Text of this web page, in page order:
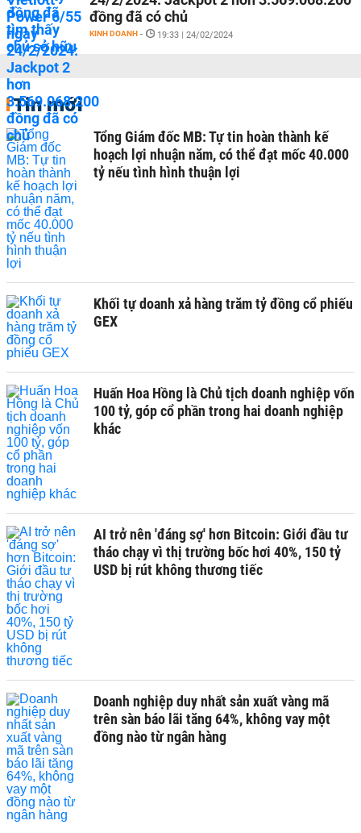
đồng đã có chủ
KINH DOANH - 19:33 | 24/02/2024
Tin mới
Tổng Giám đốc MB: Tự tin hoàn thành kế
hoạch lợi nhuận năm, có thể đạt mốc 40.000
tỷ nếu tình hình thuận lợi
Khối tự doanh xả hàng trăm tỷ đồng cổ phiếu
GEX
Huấn Hoa Hồng là Chủ tịch doanh nghiệp vốn
100 tỷ, góp cổ phần trong hai doanh nghiệp
khác
AI trở nên 'đáng sợ' hơn Bitcoin: Giới đầu tư
tháo chạy vì thị trường bốc hơi 40%, 150 tỷ
USD bị rút không thương tiếc
Doanh nghiệp duy nhất sản xuất vàng mã
trên sàn báo lãi tăng 64%, không vay một
đồng nào từ ngân hàng